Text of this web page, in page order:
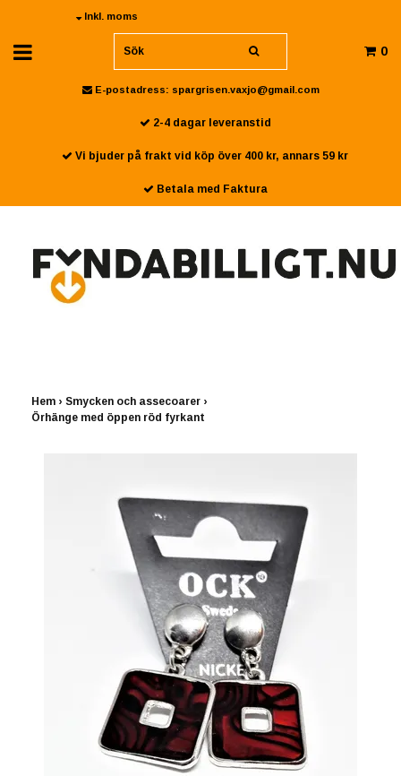
Inkl. moms
0
E-postadress: spargrisen.vaxjo@gmail.com
2-4 dagar leveranstid
Vi bjuder på frakt vid köp över 400 kr, annars 59 kr
Betala med Faktura
Hem › Smycken och assecoarer ›
Örhänge med öppen röd fyrkant